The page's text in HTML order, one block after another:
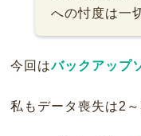
への忖度は一
今回はバックアップ
私もデータ喪失は2